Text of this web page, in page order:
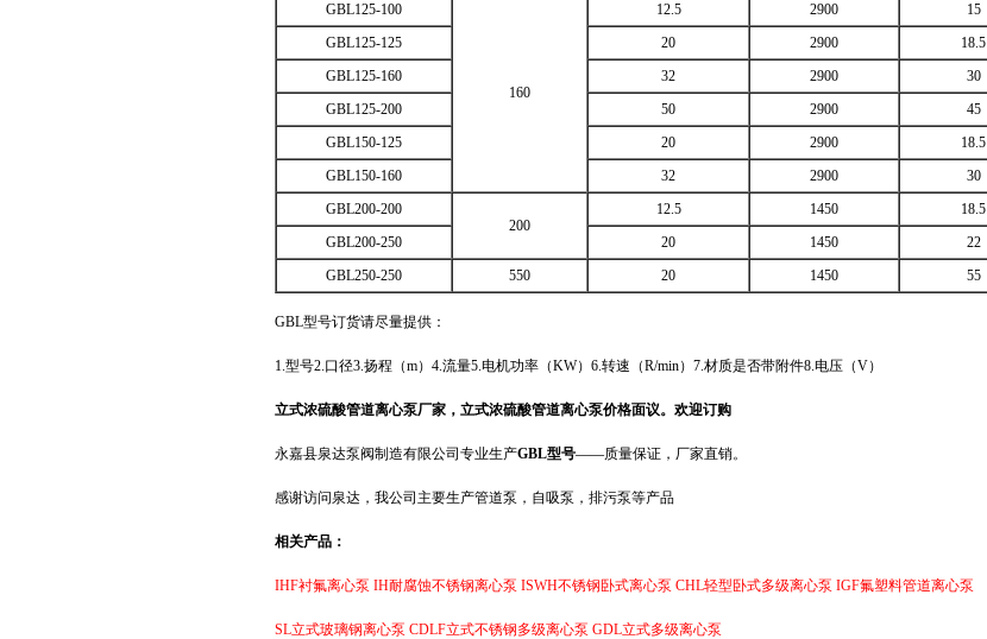
GBL125-100
160
12.5 2900
15
GBL125-125
20 2900
18.5
GBL125-160
32 2900
30
GBL125-200
50 2900
45
GBL150-125
20 2900
18.5
GBL150-160
32 2900
30
GBL200-200
200
12.5 1450
18.5
GBL200-250
20 1450
22
GBL250-250
550 20 1450 55
GBL型号订货请尽量提供：
1.型号2.口径3.扬程（m）4.流量5.电机功率（KW）6.转速（R/min）7.材质是否带附件8.电压（V）
立式浓硫酸管道离心泵厂家，立式浓硫酸管道离心泵价格面议。欢迎订购
永嘉县泉达泵阀制造有限公司专业生产GBL型号——质量保证，厂家直销。
感谢访问泉达，我公司主要生产管道泵 ，自吸泵，排污泵等产品
相关产品：
IHF衬氟离心泵 IH耐腐蚀不锈钢离心泵 ISWH不锈钢卧式离心泵 CHL轻型卧式多级离心泵 IGF氟塑料管道离心泵
SL立式玻璃钢离心泵 CDLF立式不锈钢多级离心泵 GDL立式多级离心泵